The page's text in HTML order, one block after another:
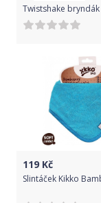
119 Kč